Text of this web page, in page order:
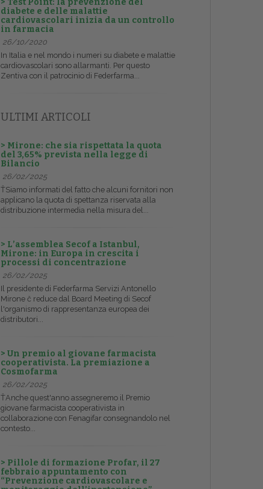
> Test Point: la prevenzione del
diabete e delle malattie
cardiovascolari inizia da un controllo
in farmacia
26/10/2020
In Italia e nel mondo i numeri su diabete e malattie
cardiovascolari sono allarmanti. Per questo
Zentiva con il patrocinio di Federfarma...
ULTIMI ARTICOLI
> Mirone: che sia rispettata la quota
del 3,65% prevista nella legge di
Bilancio
26/02/2025
ŤSiamo informati del fatto che alcuni fornitori non
applicano la quota di spettanza riservata alla
distribuzione intermedia nella misura del...
> L’assemblea Secof a Istanbul,
Mirone: in Europa in crescita i
processi di concentrazione
26/02/2025
Il presidente di Federfarma Servizi Antonello
Mirone č reduce dal Board Meeting di Secof
l'organismo di rappresentanza europea dei
distributori...
> Un premio al giovane farmacista
cooperativista. La premiazione a
Cosmofarma
26/02/2025
ŤAnche quest'anno assegneremo il Premio
giovane farmacista cooperativista in
collaborazione con Fenagifar consegnandolo nel
contesto...
> Pillole di formazione Profar, il 27
febbraio appuntamento con
“Prevenzione cardiovascolare e